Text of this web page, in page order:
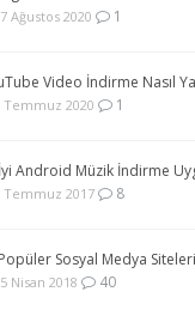
Ağustos 2020 1
Video İndirme Nasıl
2020 1
Android Müzik İndirme
2017 8
Sosyal Medya
Nisan 2018 40